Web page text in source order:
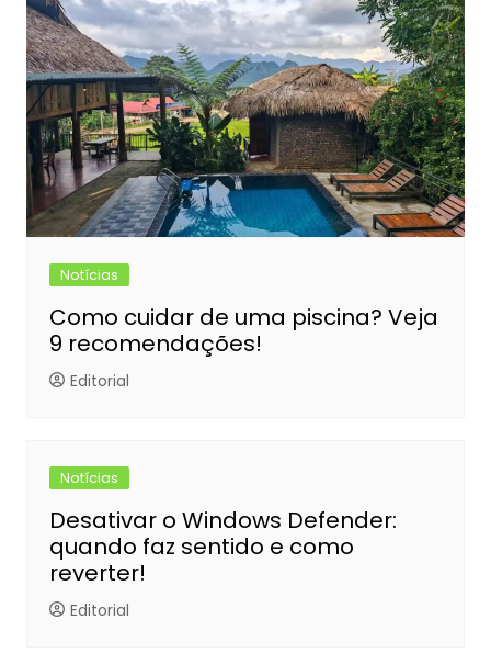
Notícias
Como cuidar de uma piscina? Veja
9 recomendações!
Editorial
Notícias
Desativar o Windows Defender:
quando faz sentido e como
reverter!
Editorial